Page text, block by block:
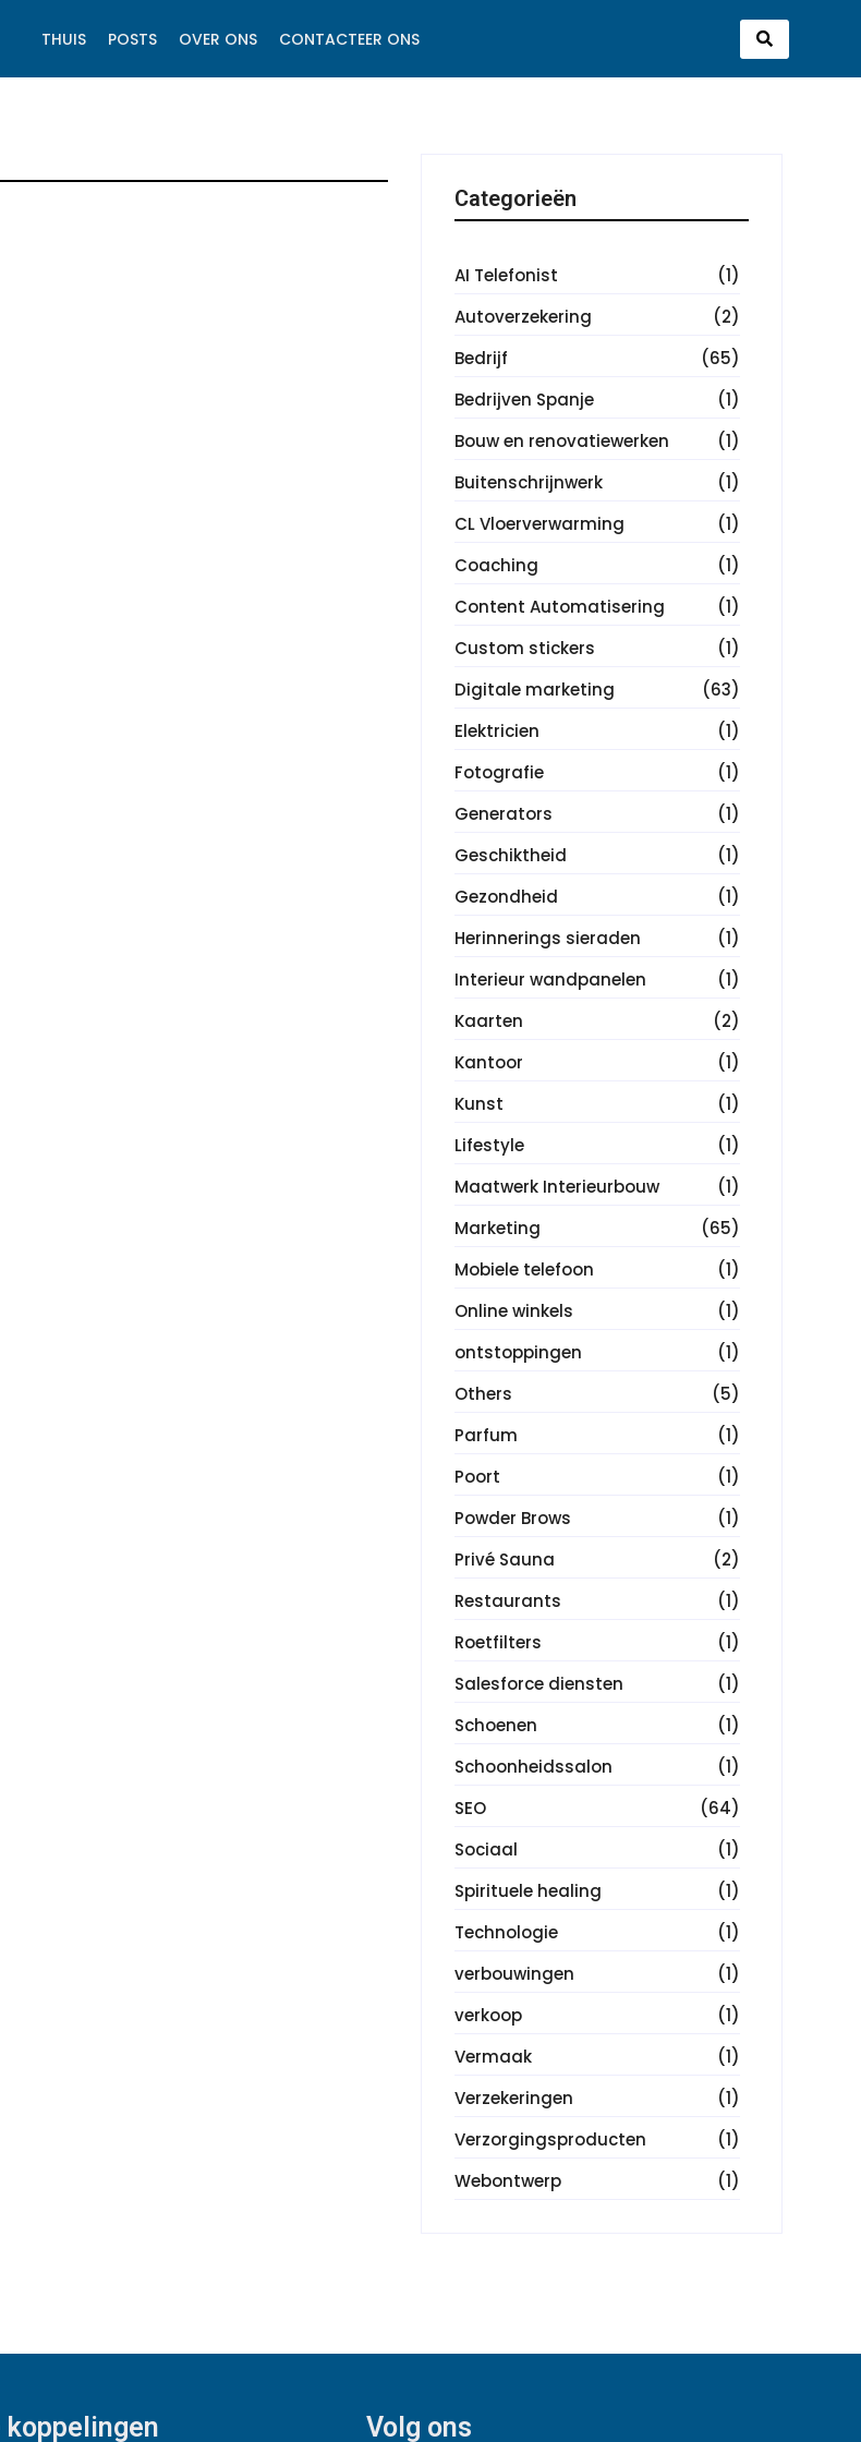
THUIS POSTS OVER ONS CONTACTEER ONS
Categorieën
AI Telefonist
(1)
Autoverzekering
(2)
Bedrijf
(65)
Bedrijven Spanje
(1)
Bouw en renovatiewerken
(1)
Buitenschrijnwerk
(1)
CL Vloerverwarming
(1)
Coaching
(1)
Content Automatisering
(1)
Custom stickers
(1)
Digitale marketing
(63)
Elektricien
(1)
Fotografie
(1)
Generators
(1)
Geschiktheid
(1)
Gezondheid
(1)
Herinnerings sieraden
(1)
Interieur wandpanelen
(1)
Kaarten
(2)
Kantoor
(1)
Kunst
(1)
Lifestyle
(1)
Maatwerk Interieurbouw
(1)
Marketing
(65)
Mobiele telefoon
(1)
Online winkels
(1)
ontstoppingen
(1)
Others
(5)
Parfum
(1)
Poort
(1)
Powder Brows
(1)
Privé Sauna
(2)
Restaurants
(1)
Roetfilters
(1)
Salesforce diensten
(1)
Schoenen
(1)
Schoonheidssalon
(1)
SEO
(64)
Sociaal
(1)
Spirituele healing
(1)
Technologie
(1)
verbouwingen
(1)
verkoop
(1)
Vermaak
(1)
Verzekeringen
(1)
Verzorgingsproducten
(1)
Webontwerp
(1)
koppelingen Volg ons